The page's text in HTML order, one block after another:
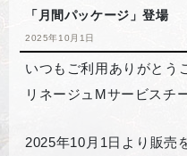
「月間パッケージ」登場
2025年10月1日
いつもご利用ありがとう
リネージュMサービスチ
2025年10月1日より販売